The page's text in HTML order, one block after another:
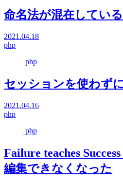
命名法が混在してい
2021.04.18
php
php
セッションを使わず
2021.04.16
php
php
Failure teaches
編集できなくなった